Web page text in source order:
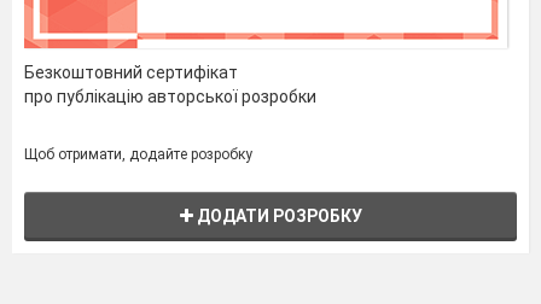
Безкоштовний сертифікат
про публікацію авторської розробки
Щоб отримати, додайте розробку
ДОДАТИ РОЗРОБКУ